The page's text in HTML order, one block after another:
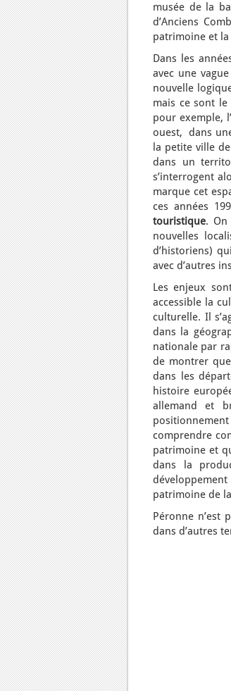
musée de la
d’Anciens
patrimoine et la
Dans les
avec une
nouvelle
mais ce sont
pour exemple,
ouest, dans
la petite ville
dans un
s’interrogent
marque cet
ces années
touristique. On
nouvelles
d’historiens)
avec d’autres
Les enjeux
accessible la
culturelle. Il
dans la
nationale par
de montrer
dans les
histoire
allemand et
comprendre
patrimoine et
dans la
patrimoine de
Péronne n’est
dans d’autres